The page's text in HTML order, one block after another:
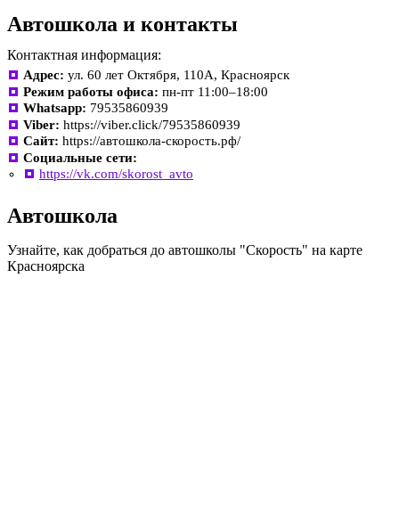
Автошкола и контакты
Контактная информация:
Адрес: ул. 60 лет Октября, 110А, Красноярск
Режим работы офиса: пн-пт 11:00–18:00
Whatsapp: 79535860939
Viber: https://viber.click/79535860939
Сайт: https://автошкола-скорость.рф/
Социальные сети:
https://vk.com/skorost_avto
Автошкола
Узнайте, как добраться до автошколы "Скорость" на карте
Красноярска